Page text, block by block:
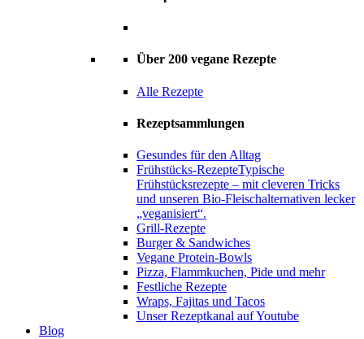
Über 200 vegane Rezepte
Alle Rezepte
Rezeptsammlungen
Gesundes für den Alltag
Frühstücks-RezepteTypische
Frühstücksrezepte – mit cleveren Tricks
und unseren Bio-Fleischalternativen lecker
„veganisiert“.
Grill-Rezepte
Burger & Sandwiches
Vegane Protein-Bowls
Pizza, Flammkuchen, Pide und mehr
Festliche Rezepte
Wraps, Fajitas und Tacos
Unser Rezeptkanal auf Youtube
Blog